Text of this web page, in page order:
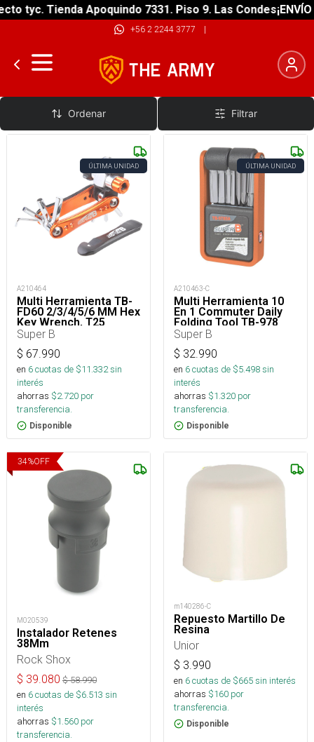
tyc. Tienda Apoquindo 7331. Piso 9. Las Condes¡ENVÍO
+56 2 2244 3777 |
Multitool y Herramientas Basicas
Ordenar Filtrar
ÚLTIMA UNIDAD
A210464
Multi Herramienta TB-
FD60 2/3/4/5/6 MM Hex
Key Wrench, T25
Super B
$ 67.990
en 6cuotas de $11.332sin
interés
ahorras $2.720 por
transferencia.
Disponible
ÚLTIMA UNIDAD
A210463-C
Multi Herramienta 10
En 1 Commuter Daily
Folding Tool TB-978
Super B
$ 32.990
en 6cuotas de $5.498sin
interés
ahorras $1.320 por
transferencia.
Disponible
34%OFF
M020539
Instalador Retenes
38Mm
Rock Shox
$ 39.080 $58.990
en 6cuotas de $6.513 sin
interés
ahorras $1.560 por
transferencia.
m140286-C
Repuesto Martillo De
Resina
Unior
$ 3.990
en 6cuotas de $665sin interés
ahorras $160 por
transferencia.
Disponible